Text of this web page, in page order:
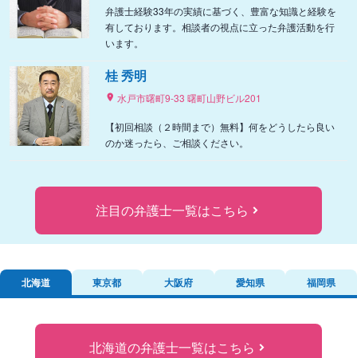
弁護士経験33年の実績に基づく、豊富な知識と経験を
有しております。相談者の視点に立った弁護活動を行
います。
桂 秀明
水戸市曙町9-33 曙町山野ビル201
【初回相談（２時間まで）無料】何をどうしたら良い
のか迷ったら、ご相談ください。
注目の弁護士一覧はこちら
北海道 東京都 大阪府 愛知県 福岡県
北海道の弁護士一覧はこちら